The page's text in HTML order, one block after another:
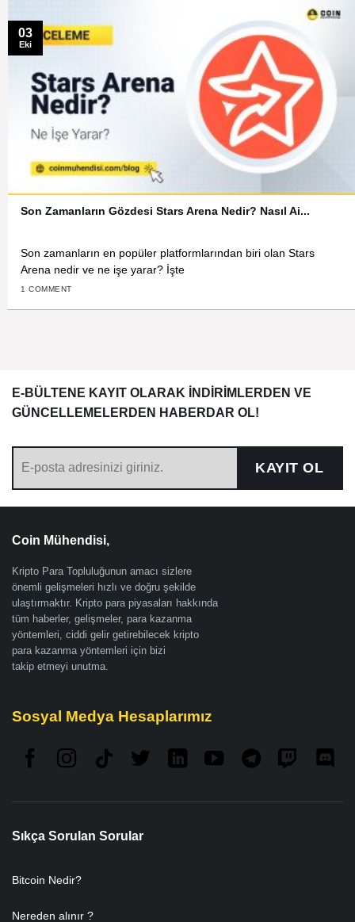
Son Zamanların Gözdesi Stars Arena Nedir? Nasıl Ai...
Son zamanların en popüler platformlarından biri olan Stars
Arena nedir ve ne işe yarar? İşte
1 COMMENT
03
Eki
E-BÜLTENE KAYIT OLARAK İNDİRİMLERDEN VE
GÜNCELLEMELERDEN HABERDAR OL!
KAYIT OL
Coin Mühendisi,
Kripto Para Topluluğunun amacı sizlere
önemli gelişmeleri hızlı ve doğru şekilde
ulaştırmaktır. Kripto para piyasaları hakkında
tüm haberler, gelişmeler, para kazanma
yöntemleri, ciddi gelir getirebilecek kripto
para kazanma yöntemleri için bizi
takip etmeyi unutma.
Sosyal Medya Hesaplarımız
Sıkça Sorulan Sorular
Bitcoin Nedir?
Nereden alınır ?